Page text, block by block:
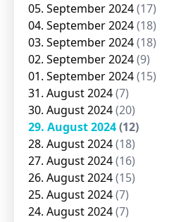
05. September 2024(17)
04. September 2024(18)
03. September 2024(18)
02. September 2024(9)
01. September 2024(15)
31. August 2024(7)
30. August 2024(20)
29. August 2024(12)
28. August 2024(18)
27. August 2024(16)
26. August 2024(15)
25. August 2024(7)
24. August 2024(7)